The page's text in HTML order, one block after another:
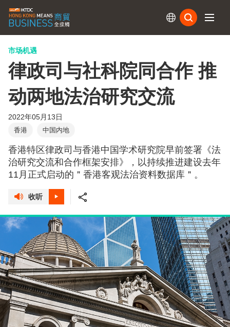
市场机遇
律政司与社科院同合作 推
动两地法治研究交流
2022年05月13日
香港 中国内地
香港特区律政司与香港中国学术研究院早前签署《法
治研究交流和合作框架安排》，以持续推进建设去年
11月正式启动的＂香港客观法治资料数据库＂。
收听